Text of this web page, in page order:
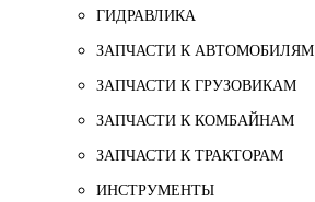
ГИДРАВЛИКА
ЗАПЧАСТИ К АВТОМОБИЛЯМ
ЗАПЧАСТИ К ГРУЗОВИКАМ
ЗАПЧАСТИ К КОМБАЙНАМ
ЗАПЧАСТИ К ТРАКТОРАМ
ИНСТРУМЕНТЫ